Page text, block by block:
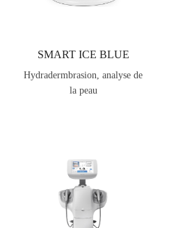
SMART ICE BLUE
Hydradermbrasion, analyse de
la peau